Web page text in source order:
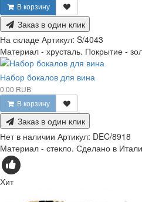
В корзину
Заказ в один клик
На складе Артикул: S/4043
Материал - хрусталь. Покрытие -
Набор бокалов для вина
0.00 RUB
В корзину
Заказ в один клик
Нет в наличии Артикул: DEC/8918
Материал - стекло. Сделано в
Хит